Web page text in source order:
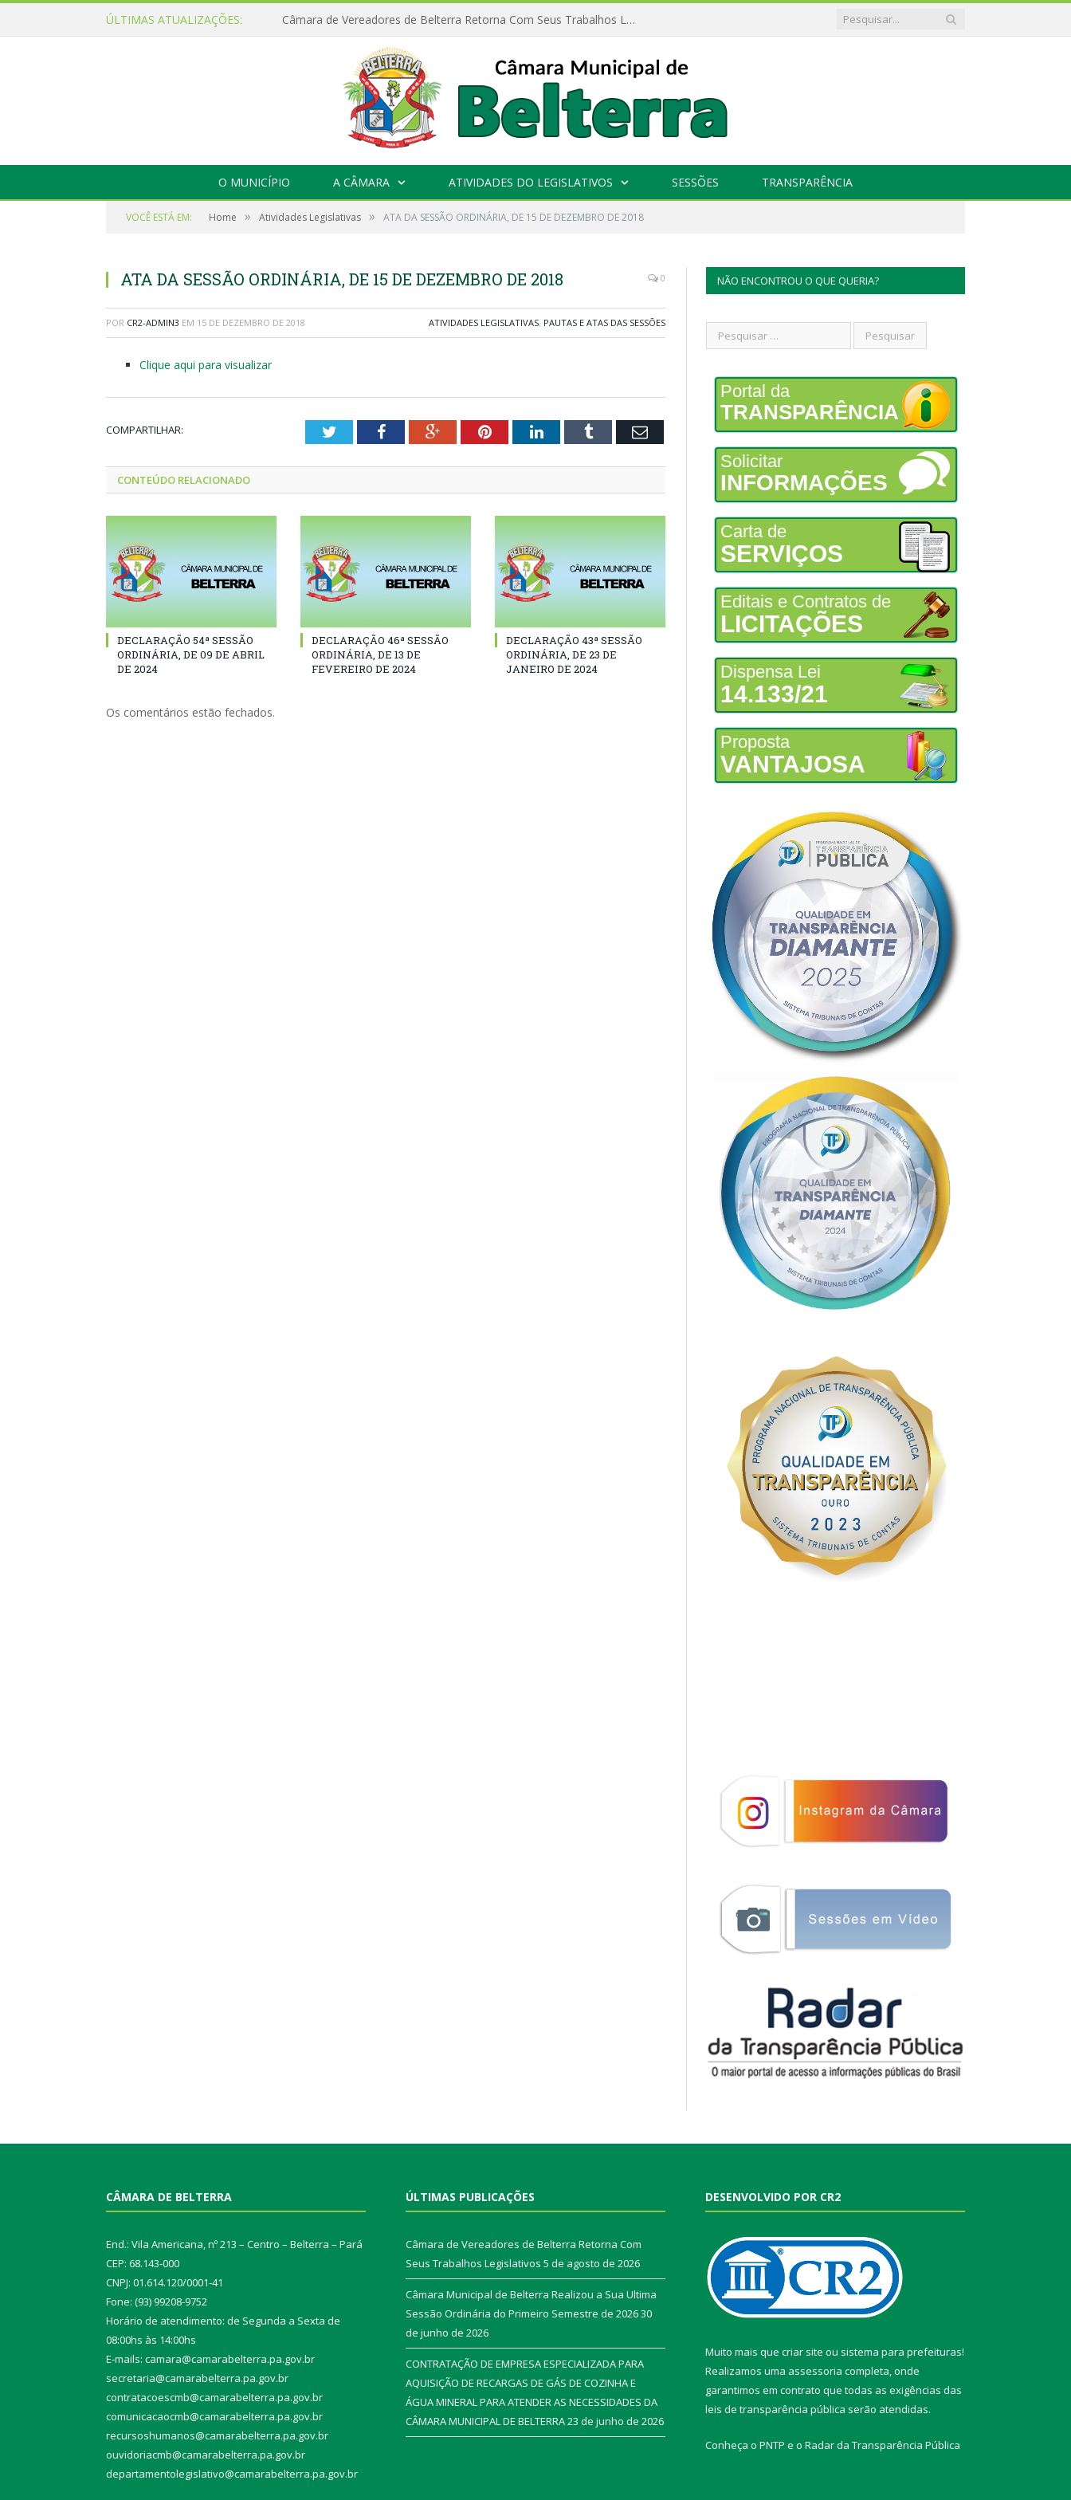
ÚLTIMAS ATUALIZAÇÕES: Câmara de Vereadores de Belterra Retorna Com Seus Trabalhos Legislativos
O MUNICÍPIO A CÂMARA ATIVIDADES DO LEGISLATIVOS SESSÕES TRANSPARÊNCIA
VOCÊ ESTÁ EM: Home » Atividades Legislativas » ATA DA SESSÃO ORDINÁRIA, DE 15 DE DEZEMBRO DE 2018
ATA DA SESSÃO ORDINÁRIA, DE 15 DE DEZEMBRO DE 2018 0
POR CR2-ADMIN3 EM 15 DE DEZEMBRO DE 2018 ATIVIDADES LEGISLATIVAS, PAUTAS E ATAS DAS SESSÕES
Clique aqui para visualizar
COMPARTILHAR: TwitterFacebookGoogle+PinterestLinkedInTumblr Email
CONTEÚDO RELACIONADO
DECLARAÇÃO 54ª SESSÃO
ORDINÁRIA, DE 09 DE ABRIL
DE 2024
DECLARAÇÃO 46ª SESSÃO
ORDINÁRIA, DE 13 DE
FEVEREIRO DE 2024
DECLARAÇÃO 43ª SESSÃO
ORDINÁRIA, DE 23 DE
JANEIRO DE 2024
Os comentários estão fechados.
NÃO ENCONTROU O QUE QUERIA?
Portal da
TRANSPARÊNCIA
Solicitar
INFORMAÇÕES
Carta de
SERVIÇOS
Editais e Contratos de
LICITAÇÕES
Dispensa Lei
14.133/21
Proposta
VANTAJOSA
CÂMARA DE BELTERRA
End.: Vila Americana, nº 213 – Centro – Belterra – Pará
CEP: 68.143-000
CNPJ: 01.614.120/0001-41
Fone: (93) 99208-9752
Horário de atendimento: de Segunda a Sexta de
08:00hs às 14:00hs
E-mails: camara@camarabelterra.pa.gov.br
secretaria@camarabelterra.pa.gov.br
contratacoescmb@camarabelterra.pa.gov.br
comunicacaocmb@camarabelterra.pa.gov.br
recursoshumanos@camarabelterra.pa.gov.br
ouvidoriacmb@camarabelterra.pa.gov.br
departamentolegislativo@camarabelterra.pa.gov.br
ÚLTIMAS PUBLICAÇÕES
Câmara de Vereadores de Belterra Retorna Com
Seus Trabalhos Legislativos 5 de agosto de 2026
Câmara Municipal de Belterra Realizou a Sua Ultima
Sessão Ordinária do Primeiro Semestre de 202630
de junho de 2026
CONTRATAÇÃO DE EMPRESA ESPECIALIZADA PARA
AQUISIÇÃO DE RECARGAS DE GÁS DE COZINHA E
ÁGUA MINERAL PARA ATENDER AS NECESSIDADES DA
CÂMARA MUNICIPAL DE BELTERRA23 de junho de 2026
DESENVOLVIDO POR CR2
Muito mais que criar site ou sistema para prefeituras!
Realizamos uma assessoria completa, onde
garantimos em contrato que todas as exigências das
leis de transparência pública serão atendidas.
Conheça o PNTP e o Radar da Transparência Pública